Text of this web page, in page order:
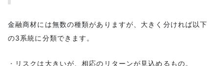
金融商材には無数の種類がありますが、大きく分ければ以下
の3系統に分類できます。
リスクは大きいが、相応のリターンが見込めるもの。